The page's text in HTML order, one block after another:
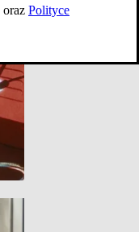
oraz Polityce